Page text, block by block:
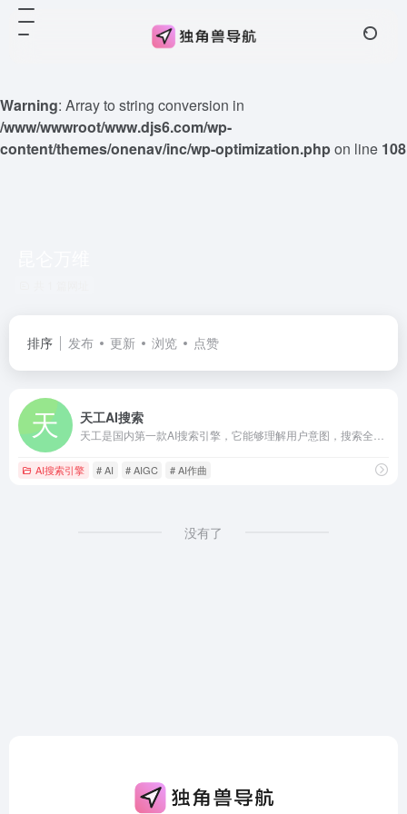
Warning: Array to string conversion in
/www/wwwroot/www.djs6.com/wp-
content/themes/onenav/inc/wp-optimization.phpon line 108
排序 发布 更新 浏览 点赞
天工AI搜索
AI搜索引擎 # AI # AIGC # AI作曲
没有了